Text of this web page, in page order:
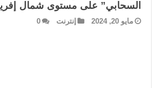
السحابي” على مستوى شمال
مايو 20, 2024 إنترنت 0